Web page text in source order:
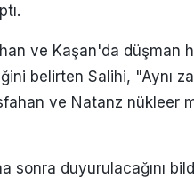
ve Kaşan'da düşman
belirten Salihi, "Aynı
ve Natanz nükleer
sonra duyurulacağını